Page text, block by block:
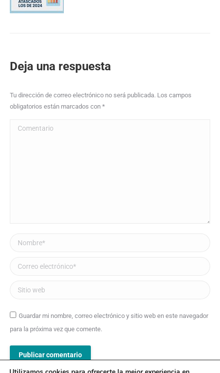
Deja una respuesta
Tu dirección de correo electrónico no será publicada. Los campos
obligatorios están marcados con *
Comentario
Nombre *
Correo electrónico *
Sitio web
Guardar mi nombre, correo electrónico y sitio web en este navegador
para la próxima vez que comente.
Publicar comentario